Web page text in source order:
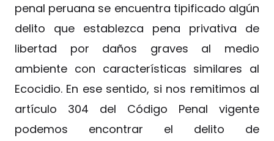
penal peruana se encuentra tipificado algún
delito que establezca pena privativa de
libertad por daños graves al medio
ambiente con características similares al
Ecocidio. En ese sentido, si nos remitimos al
artículo 304 del Código Penal vigente
podemos encontrar el delito de